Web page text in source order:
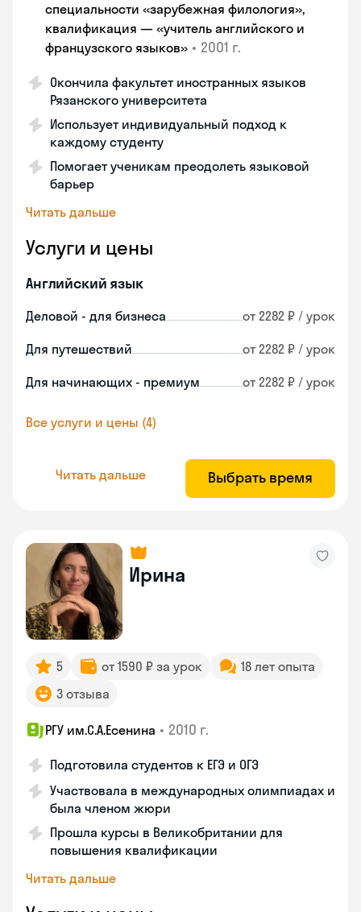
специальности «зарубежная филология»,
квалификация — «учитель английского и
французского языков» • 2001 г.
Окончила факультет иностранных языков
Рязанского университета
Использует индивидуальный подход к
каждому студенту
Помогает ученикам преодолеть языковой
барьер
Читать дальше
Услуги и цены
Английский язык
Деловой - для бизнеса от 2282 ₽ / урок
Для путешествий от 2282 ₽ / урок
Для начинающих - премиум от 2282 ₽ / урок
Все услуги и цены (4)
Читать дальше Выбрать время
Ирина
5 от 1590 ₽ за урок
18 лет опыта
3 отзыва
РГУ им.С.А.Есенина • 2010 г.
Подготовила студентов к ЕГЭ и ОГЭ
Участвовала в международных олимпиадах и
была членом жюри
Прошла курсы в Великобритании для
повышения квалификации
Читать дальше